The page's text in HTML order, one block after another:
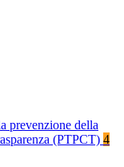
prevenzione della
(PTPCT) 4